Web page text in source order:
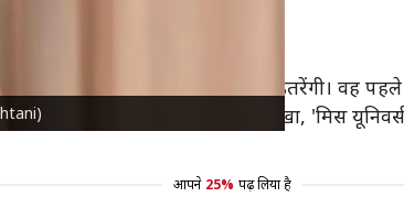
रूमी
स्टेज पर सऊदी अरब के झंडे को लेकर उतरेंगी। वह पहले
प्रशंसकों के साथ साझा की और लिखा, 'मिस
आपने 25% पढ़ लिया है